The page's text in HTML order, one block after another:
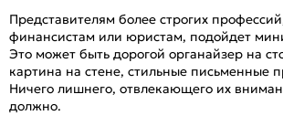
Представителям более строгих
финансистам или юристам, подойдет
Это может быть дорогой органайзер на
картина на стене, стильные письменные
Ничего лишнего, отвлекающего их
должно.